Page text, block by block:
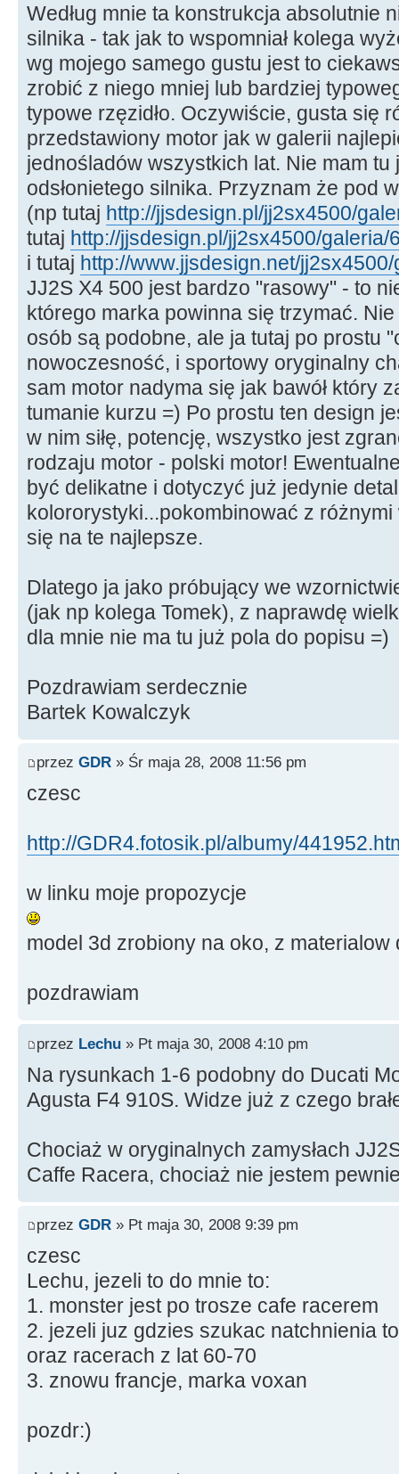
Według mnie ta konstrukcja absolutnie
silnika - tak jak to wspomniał kolega
wg mojego samego gustu jest to
zrobić z niego mniej lub bardziej
typowe rzęzidło. Oczywiście, gusta się
przedstawiony motor jak w galerii
jednośladów wszystkich lat. Nie mam tu
odsłonietego silnika. Przyznam że pod
(np tutaj http://jjsdesign.pl/jj2sx4500/
tutaj http://jjsdesign.pl/jj2sx4500/galeria/
i tutaj http://www.jjsdesign.net/
JJ2S X4 500 jest bardzo "rasowy" - to
którego marka powinna się trzymać.
osób są podobne, ale ja tutaj po prostu
nowoczesność, i sportowy oryginalny
sam motor nadyma się jak bawół który
tumanie kurzu =) Po prostu ten design
w nim siłę, potencję, wszystko jest
rodzaju motor - polski motor!
być delikatne i dotyczyć już jedynie
kolororystyki...pokombinować z
się na te najlepsze.
Dlatego ja jako próbujący we
(jak np kolega Tomek), z naprawdę
dla mnie nie ma tu już pola do popisu =)
Pozdrawiam serdecznie
Bartek Kowalczyk
przez GDR » Śr maja 28, 2008 11:56 pm
czesc
http://GDR4.fotosik.pl/albumy/
w linku moje propozycje
model 3d zrobiony na oko, z
pozdrawiam
przez Lechu » Pt maja 30, 2008 4:10 pm
Na rysunkach 1-6 podobny do Ducati
Agusta F4 910S. Widze już z czego
Chociaż w oryginalnych zamysłach
Caffe Racera, chociaż nie jestem
przez GDR » Pt maja 30, 2008 9:39 pm
czesc
Lechu, jezeli to do mnie to:
1. monster jest po trosze cafe racerem
2. jezeli juz gdzies szukac natchnienia
oraz racerach z lat 60-70
3. znowu francje, marka voxan
pozdr:)